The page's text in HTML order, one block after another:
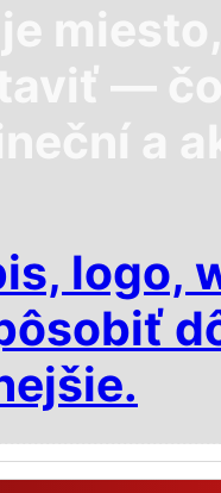
—
a
logo,